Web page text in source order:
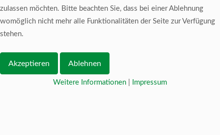
zulassen möchten. Bitte beachten Sie, dass bei einer Ablehnung
womöglich nicht mehr alle Funktionalitäten der Seite zur Verfügung
stehen.
Akzeptieren Ablehnen
Weitere Informationen Impressum